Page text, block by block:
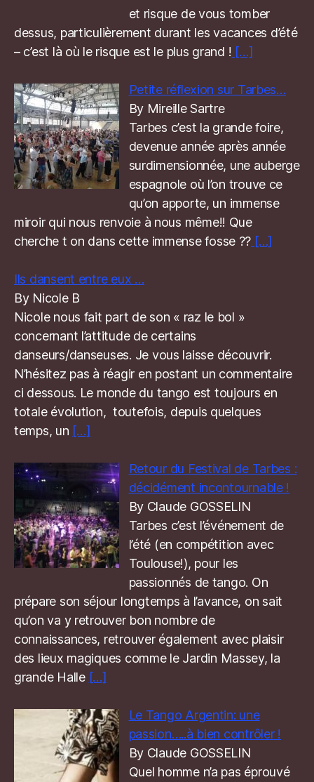
et risque de vous tomber
dessus, particulièrement durant les vacances d’été
– c’est là où le risque est le plus grand ! […]
Petite réflexion sur Tarbes…
By Mireille Sartre
Tarbes c’est la grande foire,
devenue année après année
surdimensionnée, une auberge
espagnole où l’on trouve ce
qu’on apporte, un immense
miroir qui nous renvoie à nous même!! Que
cherche t on dans cette immense fosse ?? […]
Ils dansent entre eux …
By Nicole B
Nicole nous fait part de son « raz le bol »
concernant l’attitude de certains
danseurs/danseuses. Je vous laisse découvrir.
N’hésitez pas à réagir en postant un commentaire
ci dessous. Le monde du tango est toujours en
totale évolution, toutefois, depuis quelques
temps, un […]
Retour du Festival de Tarbes :
décidément incontournable !
By Claude GOSSELIN
Tarbes c’est l’événement de
l’été (en compétition avec
Toulouse!), pour les
passionnés de tango. On
prépare son séjour longtemps à l’avance, on sait
qu’on va y retrouver bon nombre de
connaissances, retrouver également avec plaisir
des lieux magiques comme le Jardin Massey, la
grande Halle […]
Le Tango Argentin: une
passion…..à bien contrôler !
By Claude GOSSELIN
Quel homme n’a pas éprouvé